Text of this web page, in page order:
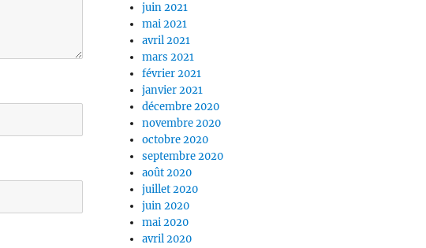
juin 2021
mai 2021
avril 2021
mars 2021
février 2021
janvier 2021
décembre 2020
novembre 2020
octobre 2020
septembre 2020
août 2020
juillet 2020
juin 2020
mai 2020
avril 2020